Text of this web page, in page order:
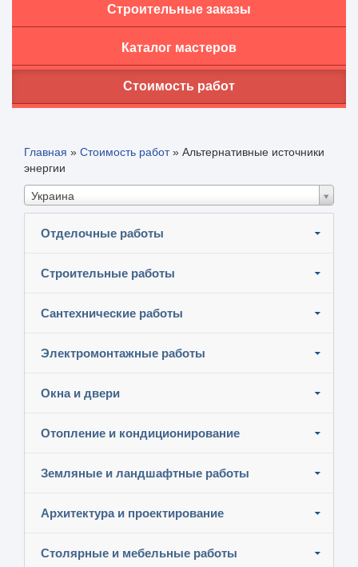
Строительные заказы
Каталог мастеров
Стоимость работ
Главная » Стоимость работ» Альтернативные источники
энергии
Украина
Отделочные работы
Строительные работы
Сантехнические работы
Электромонтажные работы
Окна и двери
Отопление и кондиционирование
Земляные и ландшафтные работы
Архитектура и проектирование
Столярные и мебельные работы